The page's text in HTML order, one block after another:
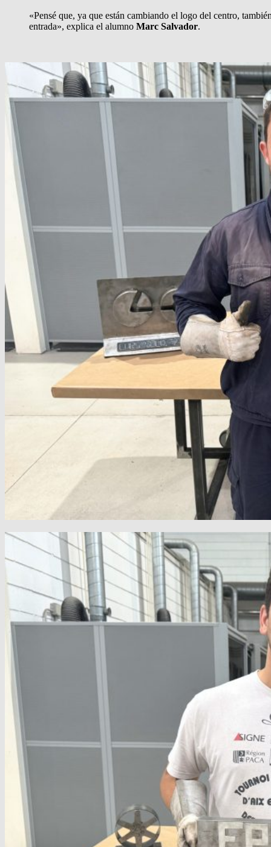
«Pensé que, ya que están cambiando el logo del centro,
entrada», explica el alumno Marc Salvador.